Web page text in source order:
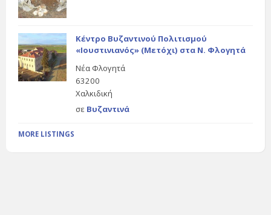
Κέντρο Βυζαντινού Πολιτισμού
«Ιουστινιανός» (Μετόχι) στα Ν. Φλογητά
Νέα Φλογητά
63200
Χαλκιδική
σε Βυζαντινά
MORE LISTINGS